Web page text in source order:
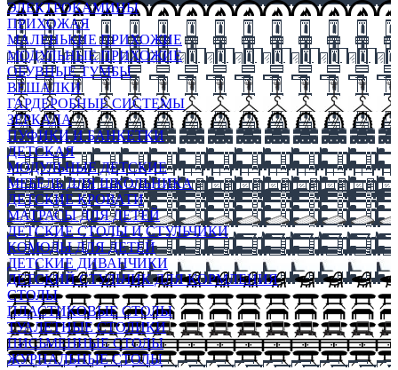
ЭЛЕКТРОКАМИНЫ
ПРИХОЖАЯ
МАЛЕНЬКИЕ ПРИХОЖИЕ
МОДУЛЬНЫЕ ПРИХОЖИЕ
ОБУВНЫЕ ТУМБЫ
ВЕШАЛКИ
ГАРДЕРОБНЫЕ СИСТЕМЫ
ЗЕРКАЛА
ПУФИКИ И БАНКЕТКИ
ДЕТСКАЯ
МОДУЛЬНЫЕ ДЕТСКИЕ
МЕБЕЛЬ ДЛЯ ШКОЛЬНИКА
ДЕТСКИЕ КРОВАТИ
МАТРАСЫ ДЛЯ ДЕТЕЙ
ДЕТСКИЕ СТОЛЫ И СТУЛЬЧИКИ
КОМОДЫ ДЛЯ ДЕТЕЙ
ДЕТСКИЕ ДИВАНЧИКИ
ДЕТСКИЙ СТУЛЬЧИК ДЛЯ КОРМЛЕНИЯ
СТОЛЫ
ПЛАСТИКОВЫЕ СТОЛЫ
ТУАЛЕТНЫЕ СТОЛИКИ
ПИСЬМЕННЫЕ СТОЛЫ
ЖУРНАЛЬНЫЕ СТОЛЫ